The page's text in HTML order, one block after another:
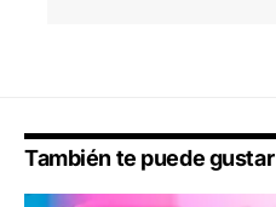
También te puede gustar